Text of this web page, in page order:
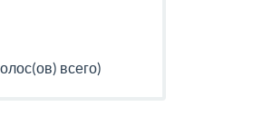
всего)